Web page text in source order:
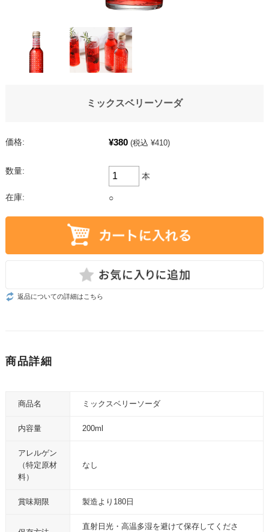
ミックスベリーソーダ
価格: ¥380 (税込 ¥410)
数量:
本
在庫: ○
返品についての詳細はこちら
商品詳細
商品名 ミックスベリーソーダ
内容量 200ml
アレルゲン
（特定原材
料）
なし
賞味期限 製造より180日
直射日光・高温多湿を避けて保存してくださ